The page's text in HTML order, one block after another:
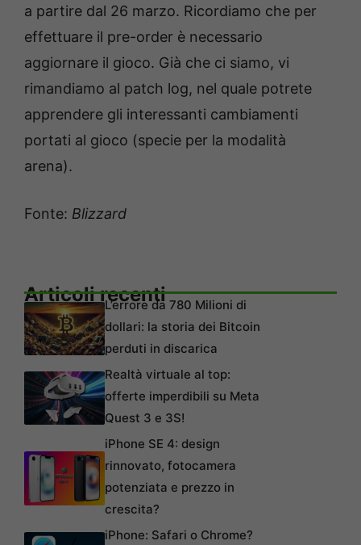
a partire dal 26 marzo. Ricordiamo che per
effettuare il pre-order è necessario
aggiornare il gioco. Già che ci siamo, vi
rimandiamo al patch log, nel quale potrete
apprendere gli interessanti cambiamenti
portati al gioco (specie per la modalità
arena).
Fonte: Blizzard
Articoli recentiL’errore da 780 Milioni di
dollari: la storia dei Bitcoin
perduti in discarica
Realtà virtuale al top:
offerte imperdibili su Meta
Quest 3 e 3S!
iPhone SE 4: design
rinnovato, fotocamera
potenziata e prezzo in
crescita?
iPhone: Safari o Chrome?